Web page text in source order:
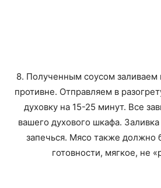
8. Полученным соусом заливаем
противне. Отправляем в
духовку на 15-25 минут. Все
вашего духового шкафа.
запечься. Мясо также должно
готовности, мягкое, не